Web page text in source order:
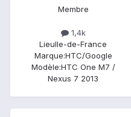
Membre
1,4k
LieuIle-de-France
Marque:HTC/Google
Modèle:HTC One M7 /
Nexus 7 2013